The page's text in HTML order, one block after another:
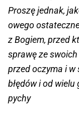
Proszę jednak,
owego
z Bogiem, przed
sprawę ze
przed oczyma i w
błędów i od wielu
pychy